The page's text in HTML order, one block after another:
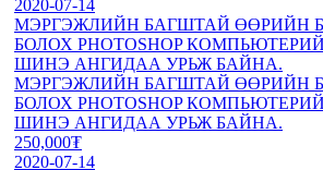
2020-07-14
МЭРГЭЖЛИЙН БАГШТАЙ ӨӨРИЙН
БОЛОХ PHOTOSHOP
ШИНЭ АНГИДАА УРЬЖ БАЙНА.
МЭРГЭЖЛИЙН БАГШТАЙ ӨӨРИЙН
БОЛОХ PHOTOSHOP
ШИНЭ АНГИДАА УРЬЖ БАЙНА.
250,000₮
2020-07-14